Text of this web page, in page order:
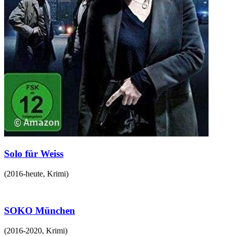
Solo für Weiss
(2016-heute, Krimi)
SOKO München
(2016-2020, Krimi)